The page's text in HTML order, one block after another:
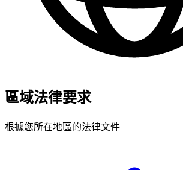
區域法律要求
根據您所在地區的法律文件